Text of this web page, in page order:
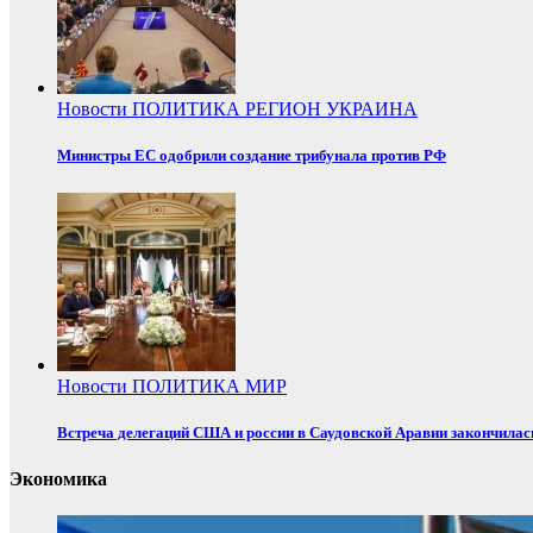
Новости ПОЛИТИКА РЕГИОН УКРАИНА
Министры ЕС одобрили создание трибунала против РФ
Новости ПОЛИТИКА МИР
Встреча делегаций США и россии в Саудовской Аравии
Экономика